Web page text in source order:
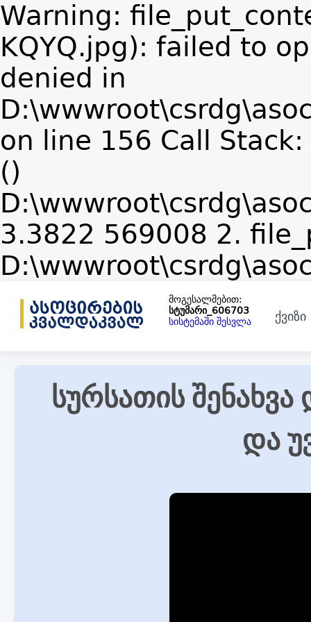
Warning:
KQYQ.jpg): failed to
denied in
on line 156 Call
()
3.3822 569008 2.
მოგესალმებით:
სტუმარი_606703
სისტემაში შესვლა
ქვიზი
სურსათის შენახვა
და